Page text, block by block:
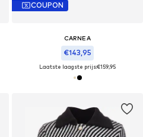
COUPON
CARNEA
€143,95
Laatste laagste prijs:€159,95